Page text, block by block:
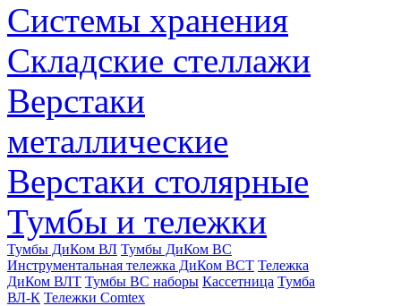
Системы хранения
Складские стеллажи
Верстаки
металлические
Верстаки столярные
Тумбы и тележки
Тумбы ДиКом ВЛ Тумбы ДиКом ВС
Инструментальная тележка ДиКом ВСТ Тележка
ДиКом ВЛТ Тумбы ВС наборы Кассетница Тумба
ВЛ-К Тележки Comtex